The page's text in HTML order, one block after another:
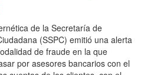
de la Secretaría de
(SSPC) emitió una alerta
de fraude en la que
por asesores bancarios con el